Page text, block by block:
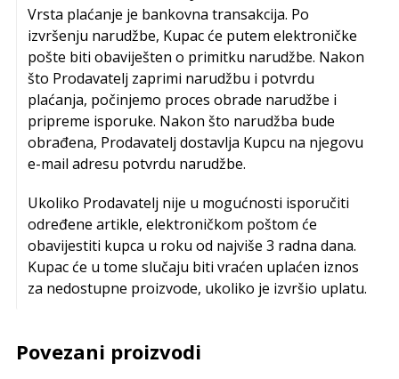
Vrsta plaćanje je bankovna transakcija. Po
izvršenju narudžbe, Kupac će putem elektroničke
pošte biti obaviješten o primitku narudžbe. Nakon
što Prodavatelj zaprimi narudžbu i potvrdu
plaćanja, počinjemo proces obrade narudžbe i
pripreme isporuke. Nakon što narudžba bude
obrađena, Prodavatelj dostavlja Kupcu na njegovu
e-mail adresu potvrdu narudžbe.
Ukoliko Prodavatelj nije u mogućnosti isporučiti
određene artikle, elektroničkom poštom će
obavijestiti kupca u roku od najviše 3 radna dana.
Kupac će u tome slučaju biti vraćen uplaćen iznos
za nedostupne proizvode, ukoliko je izvršio uplatu.
Povezani proizvodi